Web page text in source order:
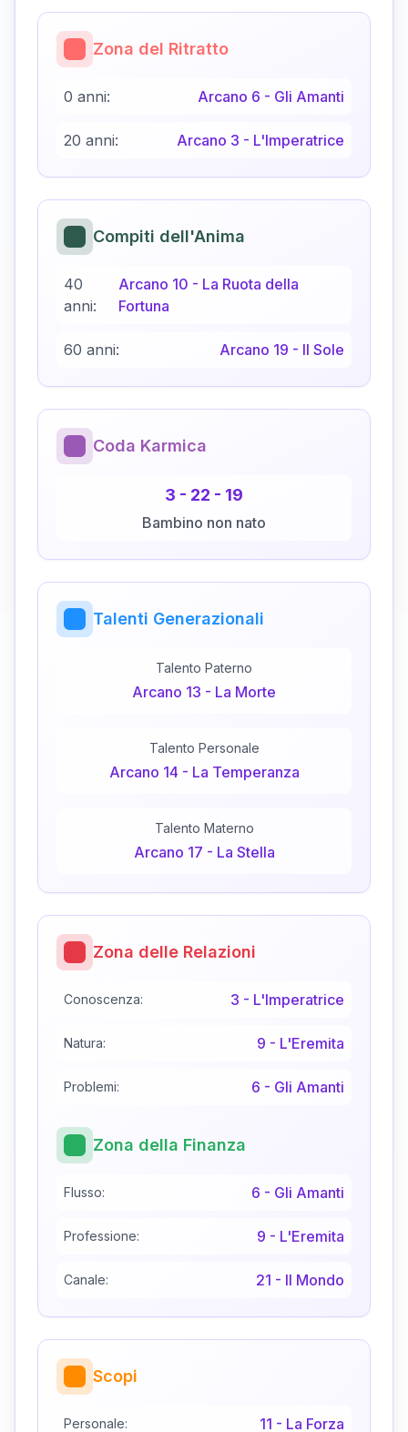
Zona del Ritratto
0 anni: Arcano 6 - Gli Amanti
20 anni: Arcano 3 - L'Imperatrice
Compiti dell'Anima
40
anni:
Arcano 10 - La Ruota della
Fortuna
60 anni: Arcano 19 - Il Sole
Coda Karmica
3 - 22 - 19
Bambino non nato
Talenti Generazionali
Talento Paterno
Arcano 13 - La Morte
Talento Personale
Arcano 14 - La Temperanza
Talento Materno
Arcano 17 - La Stella
Zona delle Relazioni
Conoscenza: 3 - L'Imperatrice
Natura: 9 - L'Eremita
Problemi: 6 - Gli Amanti
Zona della Finanza
Flusso: 6 - Gli Amanti
Professione: 9 - L'Eremita
Canale: 21 - Il Mondo
Scopi
Personale: 11 - La Forza